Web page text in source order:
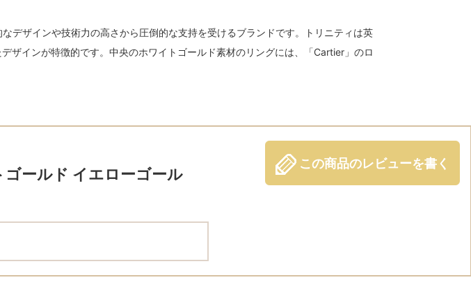
デザインや技術力の高さから圧倒的な支持を受けるブランドです。トリニティは英
ザインが特徴的です。中央のホワイトゴールド素材のリングには、「Cartier」のロ
ールド イエローゴール
この商品のレビューを書く